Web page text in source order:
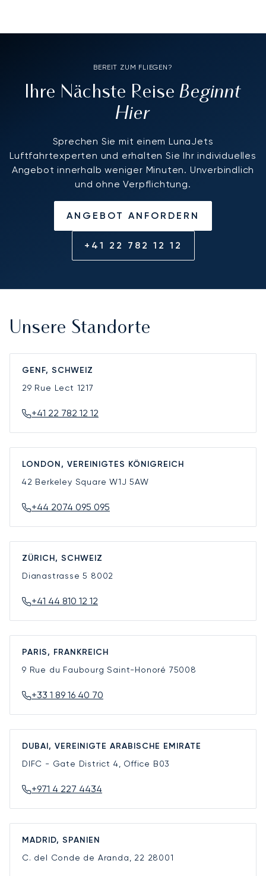
BEREIT ZUM FLIEGEN?
Ihre Nächste ReiseBeginnt
Hier
Sprechen Sie mit einem LunaJets
Luftfahrtexperten und erhalten Sie Ihr individuelles
Angebot innerhalb weniger Minuten. Unverbindlich
und ohne Verpflichtung.
ANGEBOT ANFORDERN
+41 22 782 12 12
Unsere Standorte
GENF, SCHWEIZ
29 Rue Lect 1217
+41 22 782 12 12
LONDON, VEREINIGTES KÖNIGREICH
42 Berkeley SquareW1J 5AW
+44 2074 095 095
ZÜRICH, SCHWEIZ
Dianastrasse 5 8002
+41 44 810 12 12
PARIS, FRANKREICH
9 Rue du Faubourg Saint-Honoré 75008
+33 1 89 16 40 70
DUBAI, VEREINIGTE ARABISCHE EMIRATE
DIFC - Gate District 4, Office B03
+971 4 227 4434
MADRID, SPANIEN
C. del Conde de Aranda, 22 28001